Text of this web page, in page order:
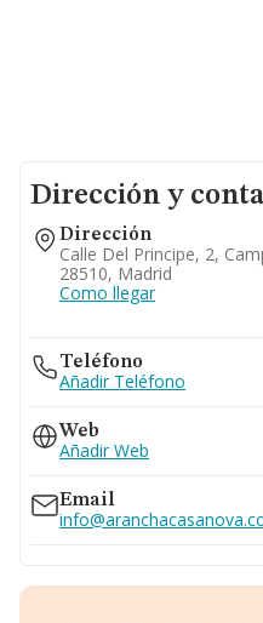
Dirección y
Dirección
Calle Del Principe, 2,
28510, Madrid
Como llegar
Teléfono
Añadir Teléfono
Web
Añadir Web
Email